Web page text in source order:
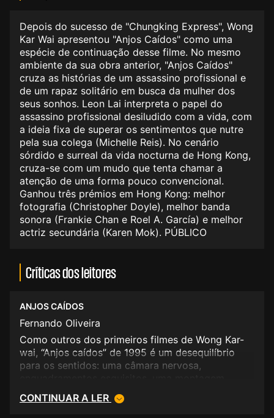
Depois do sucesso de "Chungking Express", Wong
Kar Wai apresentou "Anjos Caídos" como uma
espécie de continuação desse filme. No mesmo
ambiente da sua obra anterior, "Anjos Caídos"
cruza as histórias de um assassino profissional e
de um rapaz solitário em busca da mulher dos
seus sonhos. Leon Lai interpreta o papel do
assassino profissional desiludido com a vida, com
a ideia fixa de superar os sentimentos que nutre
pela sua colega (Michelle Reis). No cenário
sórdido e surreal da vida nocturna de Hong Kong,
cruza-se com um mudo que tenta chamar a
atenção de uma forma pouco convencional.
Ganhou três prémios em Hong Kong: melhor
fotografia (Christopher Doyle), melhor banda
sonora (Frankie Chan e Roel A. García) e melhor
actriz secundária (Karen Mok). PÚBLICO
Críticas dos leitores
ANJOS CAÍDOS
Fernando Oliveira
Como outros dos primeiros filmes de Wong Kar-
wai, “Anjos caídos” de 1995 é um desequilíbrio
para os sentidos: uma câmara nervosa,
vertiginosa, um esboço de uma história, a luz
delirante dos néon de Hong Kong a envolver tudo
CONTINUAR A LER